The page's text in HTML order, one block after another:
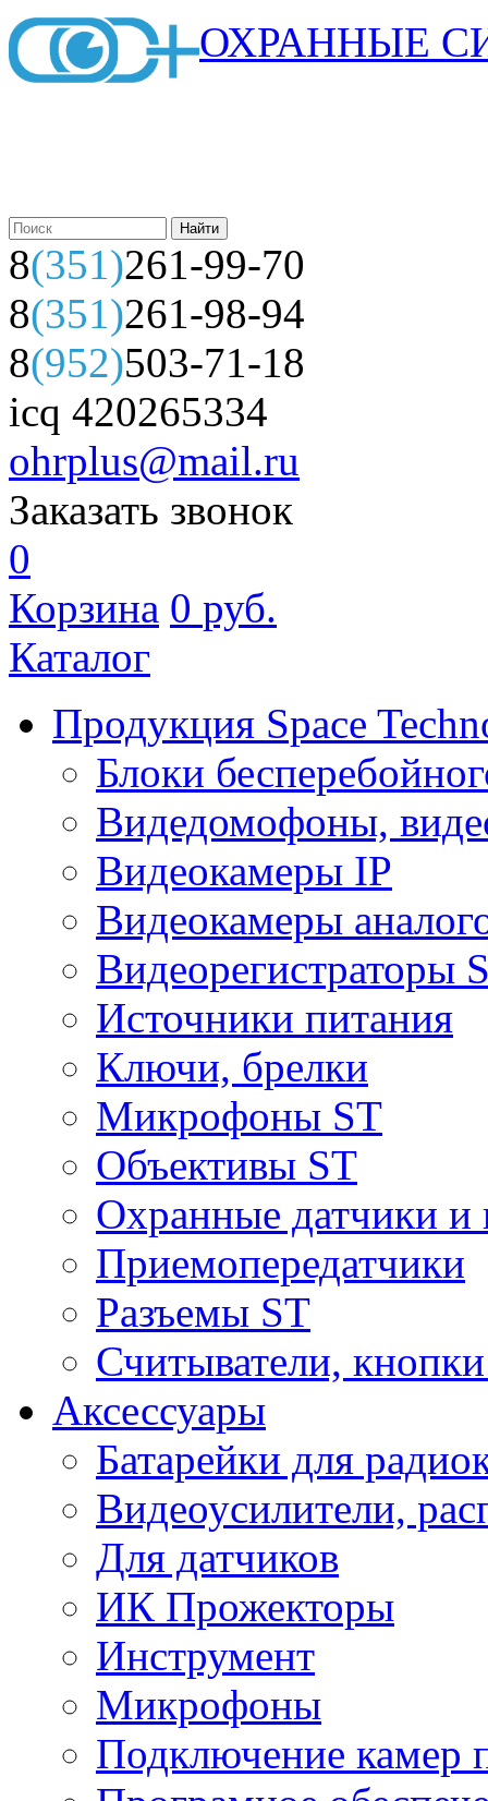
ОХРАННЫЕ
8(351)261-99-70
8(351)261-98-94
8(952)503-71-18
icq 420265334
ohrplus@mail.ru
Заказать звонок
0
Корзина 0 руб.
Каталог
Продукция Space
Блоки
Видедомофоны,
Видеокамеры IP
Видеокамеры
Видеорегистраторы
Источники питания
Ключи, брелки
Микрофоны ST
Объективы ST
Охранные датчики и
Приемопередатчики
Разъемы ST
Считыватели,
Аксессуары
Батарейки для
Видеоусилители,
Для датчиков
ИК Прожекторы
Инструмент
Микрофоны
Подключение камер